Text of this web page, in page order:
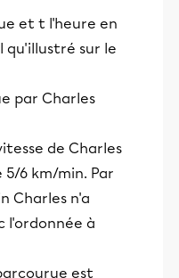
et t l'heure en
qu'illustré sur le
par Charles
de Charles
6 km/min. Par
Charles n'a
l'ordonnée à
est